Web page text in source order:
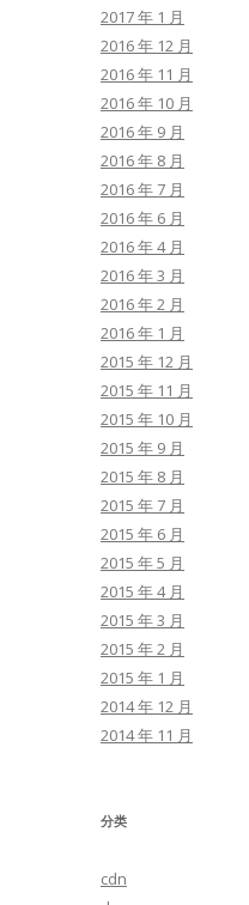
2017 年 1 月
2016 年 12 月
2016 年 11 月
2016 年 10 月
2016 年 9 月
2016 年 8 月
2016 年 7 月
2016 年 6 月
2016 年 4 月
2016 年 3 月
2016 年 2 月
2016 年 1 月
2015 年 12 月
2015 年 11 月
2015 年 10 月
2015 年 9 月
2015 年 8 月
2015 年 7 月
2015 年 6 月
2015 年 5 月
2015 年 4 月
2015 年 3 月
2015 年 2 月
2015 年 1 月
2014 年 12 月
2014 年 11 月
分类
cdn